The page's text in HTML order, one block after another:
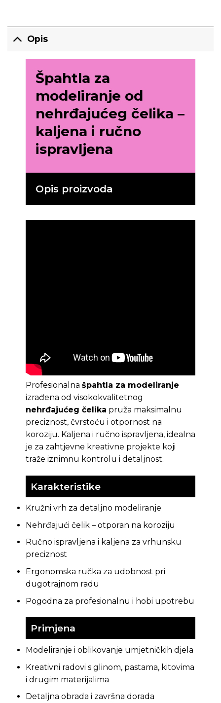
Opis
Špahtla za
modeliranje od
nehrđajućeg čelika –
kaljena i ručno
ispravljena
Opis proizvoda
Profesionalna špahtla za modeliranje
izrađena od visokokvalitetnog
nehrđajućeg čelika pruža maksimalnu
preciznost, čvrstoću i otpornost na
koroziju. Kaljena i ručno ispravljena, idealna
je za zahtjevne kreativne projekte koji
traže iznimnu kontrolu i detaljnost.
Karakteristike
Kružni vrh za detaljno modeliranje
Nehrđajući čelik – otporan na koroziju
Ručno ispravljena i kaljena za vrhunsku
preciznost
Ergonomska ručka za udobnost pri
dugotrajnom radu
Pogodna za profesionalnu i hobi upotrebu
Primjena
Modeliranje i oblikovanje umjetničkih djela
Kreativni radovi s glinom, pastama, kitovima
i drugim materijalima
Detaljna obrada i završna dorada